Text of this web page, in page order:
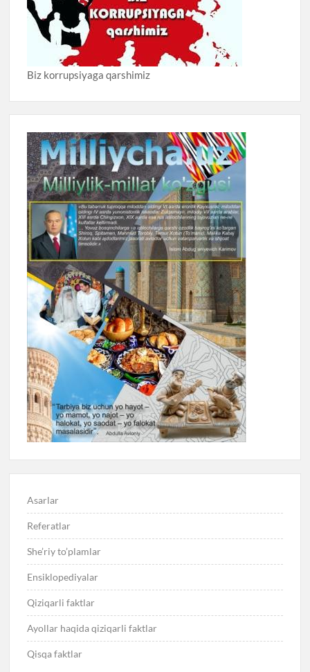
Biz korrupsiyaga qarshimiz
Asarlar
Referatlar
She’riy to’plamlar
Ensiklopediyalar
Qiziqarli faktlar
Ayollar haqida qiziqarli faktlar
Qisqa faktlar